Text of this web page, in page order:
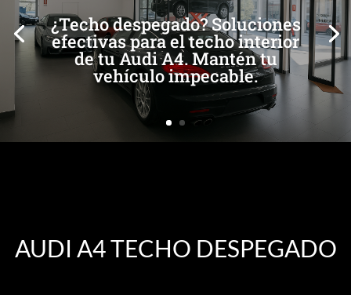
¿Techo despegado? Soluciones
efectivas para el techo interior
de tu Audi A4. Mantén tu
vehículo impecable.
AUDI A4 TECHO DESPEGADO